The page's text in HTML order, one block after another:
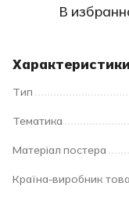
В
Характеристики
Тип
Тематика
Матеріал постера
Країна-виробник